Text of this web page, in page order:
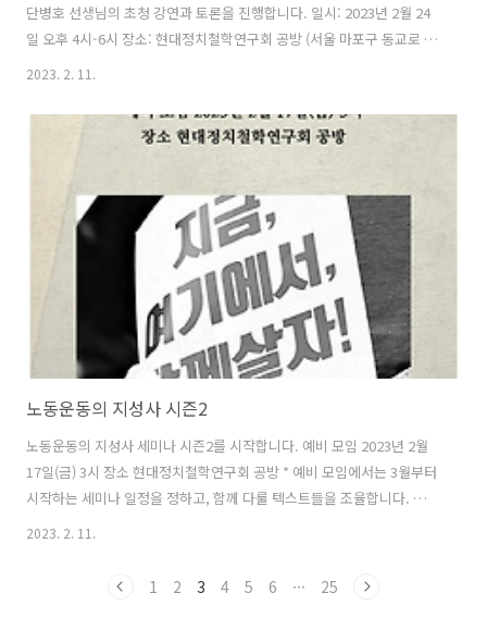
단병호 선생님의 초청 강연과 토론을 진행합니다. 일시: 2023년 2월 24
일 오후 4시-6시 장소: 현대정치철학연구회 공방 (서울 마포구 동교로 41
참가신청 https://forms.gle/QuTSMfRVXUvnKojXA
2023. 2. 11.
노동운동의 지성사 시즌2
노동운동의 지성사 세미나 시즌2를 시작합니다. 예비 모임 2023년 2월
17일(금) 3시 장소 현대정치철학연구회 공방 * 예비 모임에서는 3월부터
시작하는 세미나 일정을 정하고, 함께 다룰 텍스트들을 조율합니다. 참가
신청 https://forms.gle/wXRwkW5dtsU9UREv8 노동운동의 지성사
이 어려운 분들에게는 줌 주소를 보내드립니다. * 세미나 대화방(텔레그
2023. 2. 11.
1 2 3 4 5 6 ··· 25